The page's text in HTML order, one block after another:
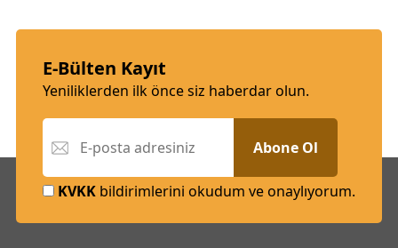
E-Bülten Kayıt
Yeniliklerden ilk önce siz haberdar olun.
Abone Ol
KVKK bildirimlerini okudum ve onaylıyorum.